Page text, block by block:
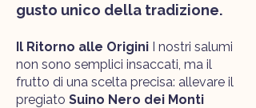
gusto unico della tradizione.
Il Ritorno alle Origini I nostri salumi
non sono semplici insaccati, ma il
frutto di una scelta precisa: allevare il
pregiato Suino Nero dei Monti